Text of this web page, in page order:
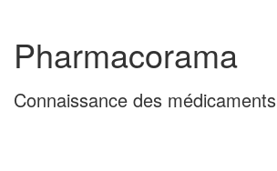
contenu
menu
principal
Pharmacorama
Connaissance des médicaments